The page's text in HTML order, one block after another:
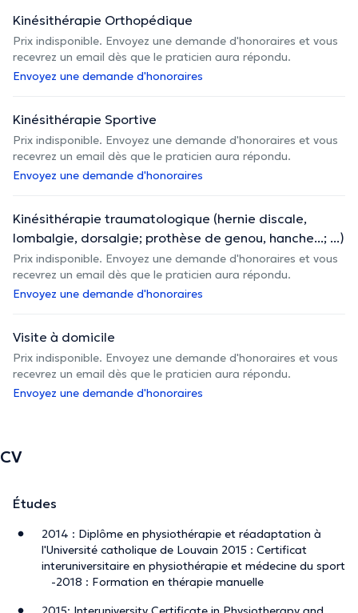
Kinésithérapie Orthopédique
Prix indisponible. Envoyez une demande d'honoraires et vous
recevrez un email dès que le praticien aura répondu.
Envoyez une demande d'honoraires
Kinésithérapie Sportive
Prix indisponible. Envoyez une demande d'honoraires et vous
recevrez un email dès que le praticien aura répondu.
Envoyez une demande d'honoraires
Kinésithérapie traumatologique (hernie discale,
lombalgie, dorsalgie; prothèse de genou, hanche...; ...)
Prix indisponible. Envoyez une demande d'honoraires et vous
recevrez un email dès que le praticien aura répondu.
Envoyez une demande d'honoraires
Visite à domicile
Prix indisponible. Envoyez une demande d'honoraires et vous
recevrez un email dès que le praticien aura répondu.
Envoyez une demande d'honoraires
CV
Études
2014 : Diplôme en physiothérapie et réadaptation à
l'Université catholique de Louvain 2015 : Certificat
interuniversitaire en physiothérapie et médecine du sport
-2018 : Formation en thérapie manuelle